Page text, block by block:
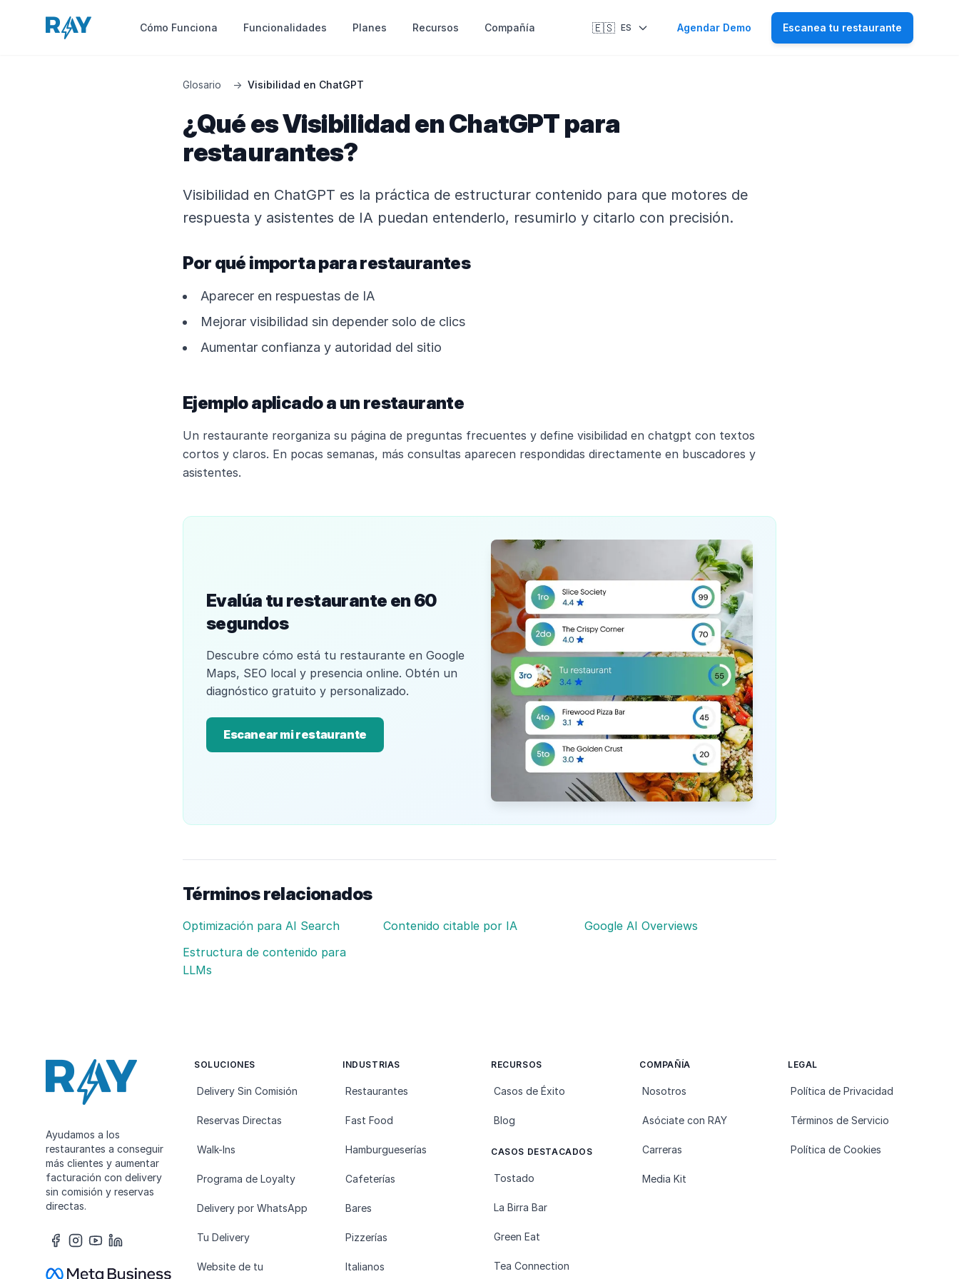
Cómo Funciona Funcionalidades Planes Recursos Compañía 🇪🇸 ES Agendar Demo Escanea tu restaurante
Glosario → Visibilidad en ChatGPT
¿Qué es Visibilidad en ChatGPT para
restaurantes?
Visibilidad en ChatGPT es la práctica de estructurar contenido para que motores de
respuesta y asistentes de IA puedan entenderlo, resumirlo y citarlo con precisión.
Por qué importa para restaurantes
Aparecer en respuestas de IA
Mejorar visibilidad sin depender solo de clics
Aumentar confianza y autoridad del sitio
Ejemplo aplicado a un restaurante
Un restaurante reorganiza su página de preguntas frecuentes y define visibilidad en chatgpt con textos
cortos y claros. En pocas semanas, más consultas aparecen respondidas directamente en buscadores y
asistentes.
Evalúa tu restaurante en 60
segundos
Descubre cómo está tu restaurante en Google
Maps, SEO local y presencia online. Obtén un
diagnóstico gratuito y personalizado.
Escanear mi restaurante
Términos relacionados
Optimización para AI Search Contenido citable por IA
Google AI Overviews
Estructura de contenido para
LLMs
Ayudamos a los
restaurantes a conseguir
más clientes y aumentar
facturación con delivery
sin comisión y reservas
directas.
SOLUCIONES
Delivery Sin Comisión
Reservas Directas
Walk-Ins
Programa de Loyalty
Delivery por WhatsApp
Tu Delivery
Website de tu
INDUSTRIAS
Restaurantes
Fast Food
Hamburgueserías
Cafeterías
Bares
Pizzerías
Italianos
RECURSOS
Casos de Éxito
Blog
CASOS DESTACADOS
Tostado
La Birra Bar
Green Eat
Tea Connection
COMPAÑÍA
Nosotros
Asóciate con RAY
Carreras
Media Kit
LEGAL
Política de Privacidad
Términos de Servicio
Política de Cookies